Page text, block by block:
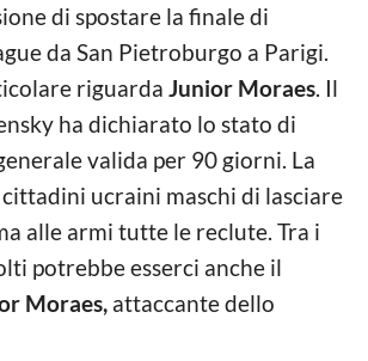
di spostare la finale di
da San Pietroburgo a Parigi.
riguarda Junior Moraes. Il
ha dichiarato lo stato di
valida per 90 giorni. La
ucraini maschi di lasciare
alle armi tutte le reclute. Tra i
potrebbe esserci anche il
Moraes, attaccante dello